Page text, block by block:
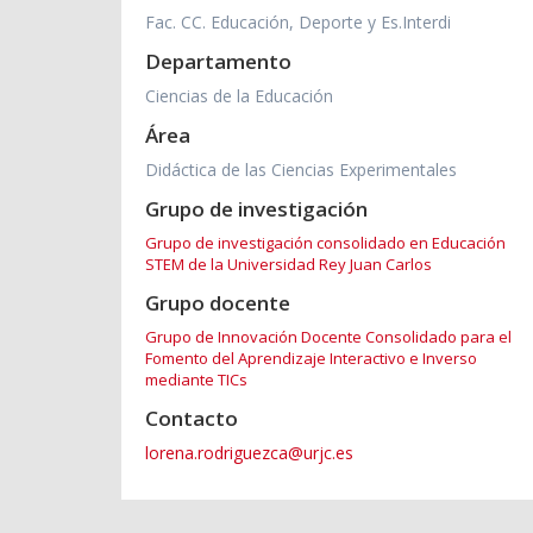
Fac. CC. Educación, Deporte y Es.Interdi
Departamento
Ciencias de la Educación
Área
Didáctica de las Ciencias Experimentales
Grupo de investigación
Grupo de investigación consolidado en Educación
STEM de la Universidad Rey Juan Carlos
Grupo docente
Grupo de Innovación Docente Consolidado para el
Fomento del Aprendizaje Interactivo e Inverso
mediante TICs
Contacto
lorena.rodriguezca@urjc.es